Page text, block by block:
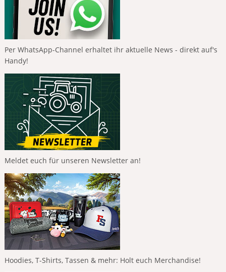
Per WhatsApp-Channel erhaltet ihr aktuelle News - direkt auf's
Handy!
Meldet euch für unseren Newsletter an!
Hoodies, T-Shirts, Tassen & mehr: Holt euch Merchandise!